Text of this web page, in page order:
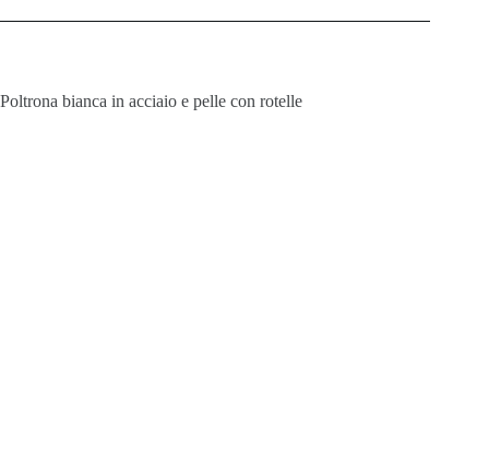
Poltrona bianca in acciaio e pelle con rotelle